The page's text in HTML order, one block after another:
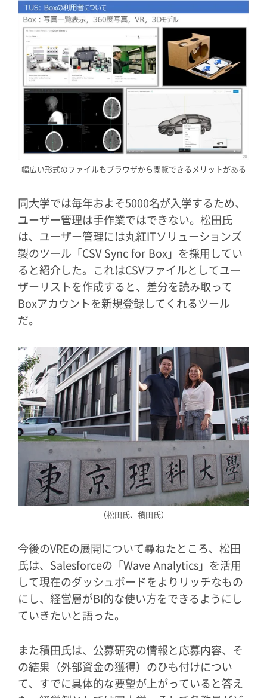
幅広い形式のファイルもブラウザから閲覧できるメリットがある
同大学では毎年およそ5000名が入学するため、
ユーザー管理は手作業ではできない。松田氏
は、ユーザー管理には丸紅ITソリューションズ
製のツール「CSV Sync for Box」を採用してい
ると紹介した。これはCSVファイルとしてユー
ザーリストを作成すると、差分を読み取って
Boxアカウントを新規登録してくれるツール
だ。
（松田氏、積田氏）
今後のVREの展開について尋ねたところ、松田
氏は、Salesforceの「Wave Analytics」を活用
して現在のダッシュボードをよりリッチなもの
にし、経営層がBI的な使い方をできるようにし
ていきたいと語った。
また積田氏は、公募研究の情報と応募内容、そ
の結果（外部資金の獲得）のひも付けについ
て、すでに具体的な要望が上がっていると答え